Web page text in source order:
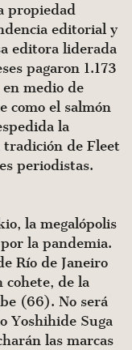
propiedad
editorial y
editora liderada
pagaron 1.173
medio de
como el salmón
la
tradición de Fleet
periodistas.
la megalópolis
la pandemia.
Río de Janeiro
cohete, de la
(66). No será
Yoshihide Suga
las marcas